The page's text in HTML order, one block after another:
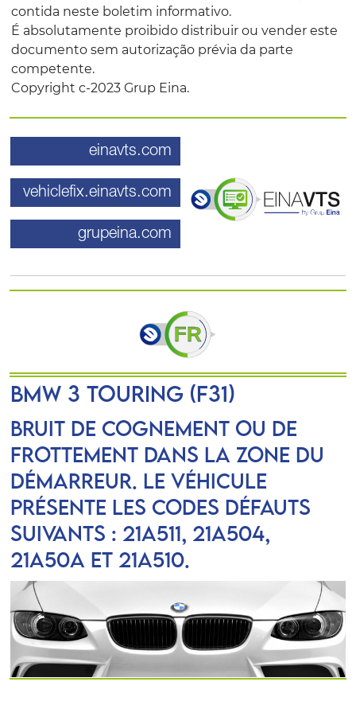
contida neste boletim informativo.
É absolutamente proibido distribuir ou vender este
documento sem autorização prévia da parte
competente.
Copyright c-2023 Grup Eina.
einavts.com
vehiclefix.einavts.com
grupeina.com
BMW 3 Touring (F31)
Bruit de cognement ou de
frottement dans la zone du
démarreur. Le véhicule
présente les codes défauts
suivants : 21A511, 21A504,
21A50A et 21A510.